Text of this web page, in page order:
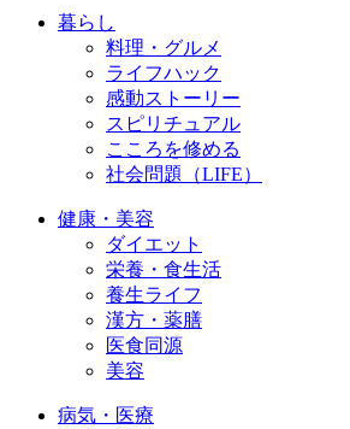
暮らし
料理・グルメ
ライフハック
感動ストーリー
スピリチュアル
こころを修める
社会問題（LIFE）
健康・美容
ダイエット
栄養・食生活
養生ライフ
漢方・薬膳
医食同源
美容
病気・医療